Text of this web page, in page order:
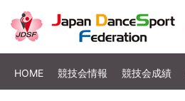
HOME(current)
競技会情報 競技会成績